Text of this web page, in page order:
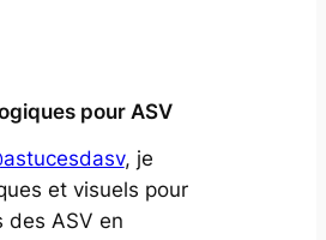
pour ASV
, je
et visuels pour
des ASV en